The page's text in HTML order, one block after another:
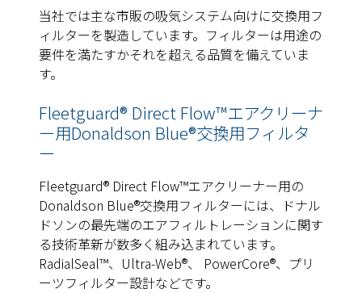
当社では主な市販の吸気システム向けに交換用フ
ィルターを製造しています。フィルターは用途の
要件を満たすかそれを超える品質を備えていま
す。
Fleetguard® Direct Flow™エアクリーナ
ー用Donaldson Blue®交換用フィルタ
ー
Fleetguard® Direct Flow™エアクリーナー用の
Donaldson Blue®交換用フィルターには、ドナル
ドソンの最先端のエアフィルトレーションに関す
る技術革新が数多く組み込まれています。
RadialSeal™、Ultra-Web®、 PowerCore®、プリ
ーツフィルター設計などです。